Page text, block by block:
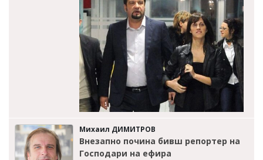
Михаил ДИМИТРОВ
Внезапно почина бивш репортер на
Господари на ефира